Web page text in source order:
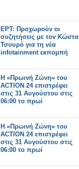
ΕΡΤ: Προχωρούν οι
συζητήσεις με τον Κώστα
Τσουρό για τη νέα
infotainment εκπομπή
Η «Πρωινή Ζώνη» του
ACTION 24 επιστρέφει
στις 31 Αυγούστου στις
06:00 το πρωί
Η «Πρωινή Ζώνη» του
ACTION 24 επιστρέφει
στις 31 Αυγούστου στις
06:00 το πρωί